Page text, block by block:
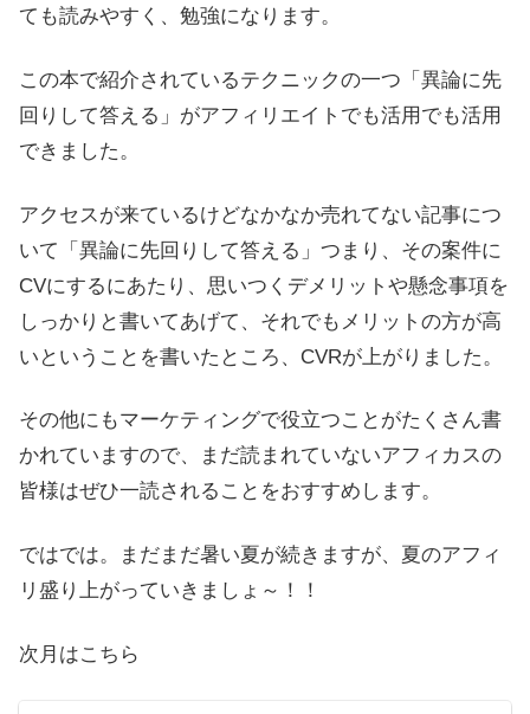
ても読みやすく、勉強になります。
この本で紹介されているテクニックの一つ「異論に先
回りして答える」がアフィリエイトでも活用でも活用
できました。
アクセスが来ているけどなかなか売れてない記事につ
いて「異論に先回りして答える」つまり、その案件に
CVにするにあたり、思いつくデメリットや懸念事項を
しっかりと書いてあげて、それでもメリットの方が高
いということを書いたところ、CVRが上がりました。
その他にもマーケティングで役立つことがたくさん書
かれていますので、まだ読まれていないアフィカスの
皆様はぜひ一読されることをおすすめします。
ではでは。まだまだ暑い夏が続きますが、夏のアフィ
リ盛り上がっていきましょ～！！
次月はこちら